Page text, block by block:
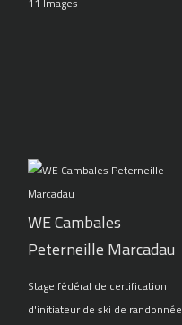
WE Cambales
Peterneille Marcadau
Stage fédéral de certification
d'initiateur de ski de randonnée